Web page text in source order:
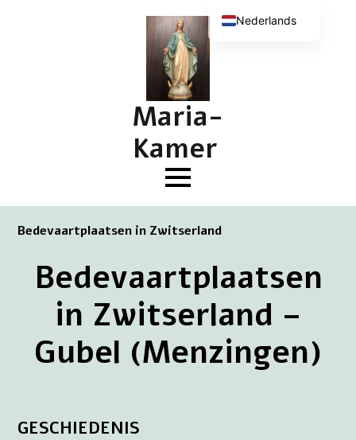
Maria-
Kamer
Bedevaartplaatsen in Zwitserland
Bedevaartplaatsen
in Zwitserland –
Gubel (Menzingen)
GESCHIEDENIS
Nederlands